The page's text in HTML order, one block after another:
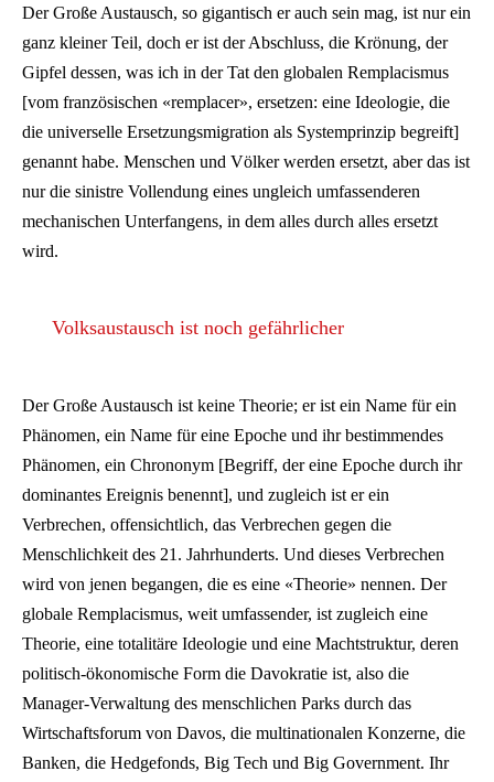
Der Große Austausch, so gigantisch er auch sein mag, ist nur ein
ganz kleiner Teil, doch er ist der Abschluss, die Krönung, der
Gipfel dessen, was ich in der Tat den globalen Remplacismus
[vom französischen «remplacer», ersetzen: eine Ideologie, die
die universelle Ersetzungsmigration als Systemprinzip begreift]
genannt habe. Menschen und Völker werden ersetzt, aber das ist
nur die sinistre Vollendung eines ungleich umfassenderen
mechanischen Unterfangens, in dem alles durch alles ersetzt
wird.
Volksaustausch ist noch gefährlicher
Der Große Austausch ist keine Theorie; er ist ein Name für ein
Phänomen, ein Name für eine Epoche und ihr bestimmendes
Phänomen, ein Chrononym [Begriff, der eine Epoche durch ihr
dominantes Ereignis benennt], und zugleich ist er ein
Verbrechen, offensichtlich, das Verbrechen gegen die
Menschlichkeit des 21. Jahrhunderts. Und dieses Verbrechen
wird von jenen begangen, die es eine «Theorie» nennen. Der
globale Remplacismus, weit umfassender, ist zugleich eine
Theorie, eine totalitäre Ideologie und eine Machtstruktur, deren
politisch-ökonomische Form die Davokratie ist, also die
Manager-Verwaltung des menschlichen Parks durch das
Wirtschaftsforum von Davos, die multinationalen Konzerne, die
Banken, die Hedgefonds, Big Tech und Big Government. Ihr